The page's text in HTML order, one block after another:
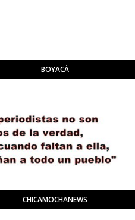
BOYACÁ
CHICAMOCHANEWS